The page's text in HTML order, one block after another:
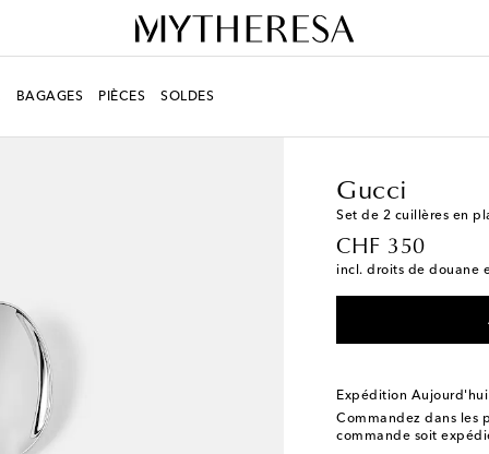
BAGAGES PIÈCES SOLDES
Gucci
Set de 2 cuillères en
CHF 350
original price
incl. droits de douane
Expédition Aujourd'hui
Commandez dans les
commande soit